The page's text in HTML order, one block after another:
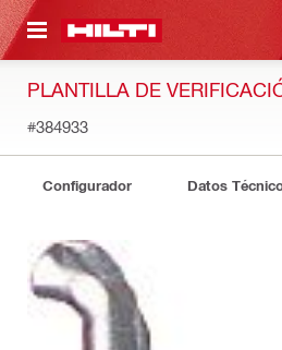
PRINCIPAL
PLANTILLA DE
#384933
Configurador Datos